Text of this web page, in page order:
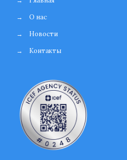
→
О нас
→
Новости
→
Контакты